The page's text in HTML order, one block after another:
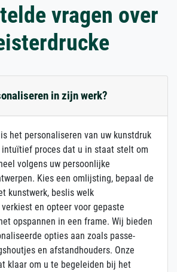
vragen over
in zijn werk?
het personaliseren van uw kunstdruk
intuïtief proces dat u in staat stelt om
volgens uw persoonlijke
Kies een omlijsting, bepaal de
kunstwerk, beslis welk
en opteer voor gepaste
opspannen in een frame. Wij bieden
opties aan zoals passe-
en afstandhouders. Onze
klaar om u te begeleiden bij het